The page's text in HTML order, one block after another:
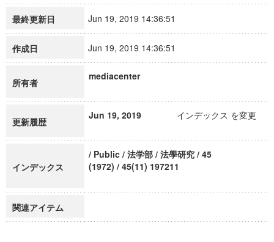
最終更新日 Jun 19, 2019 14:36:51
作成日 Jun 19, 2019 14:36:51
所有者
mediacenter
更新履歴
Jun 19, 2019 インデックス を変更
インデックス
/ Public / 法学部 / 法學研究 / 45
(1972) / 45(11) 197211
関連アイテム